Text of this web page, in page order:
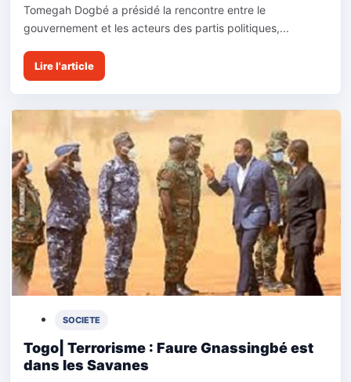
Tomegah Dogbé a présidé la rencontre entre le
gouvernement et les acteurs des partis politiques,...
Lire l'article
SOCIETE
Togo| Terrorisme : Faure Gnassingbé est
dans les Savanes